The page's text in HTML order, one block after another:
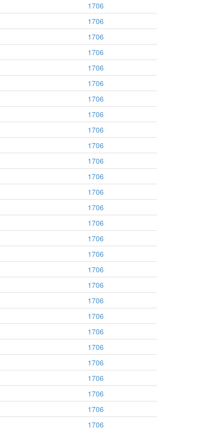
1706
1706
1706
1706
1706
1706
1706
1706
1706
1706
1706
1706
1706
1706
1706
1706
1706
1706
1706
1706
1706
1706
1706
1706
1706
1706
1706
1706